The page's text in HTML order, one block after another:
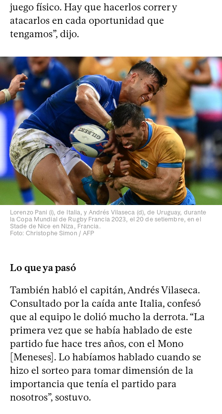
juego físico. Hay que hacerlos correr y
atacarlos en cada oportunidad que
tengamos”, dijo.
Lorenzo Pani (i), de Italia, y Andrés Vilaseca (d), de Uruguay, durante
la Copa Mundial de Rugby Francia 2023, el 20 de setiembre, en el
Stade de Nice en Niza, Francia.
Foto: Christophe Simon / AFP
Lo que ya pasó
También habló el capitán, Andrés Vilaseca.
Consultado por la caída ante Italia, confesó
que al equipo le dolió mucho la derrota. “La
primera vez que se había hablado de este
partido fue hace tres años, con el Mono
[Meneses]. Lo habíamos hablado cuando se
hizo el sorteo para tomar dimensión de la
importancia que tenía el partido para
nosotros”, sostuvo.